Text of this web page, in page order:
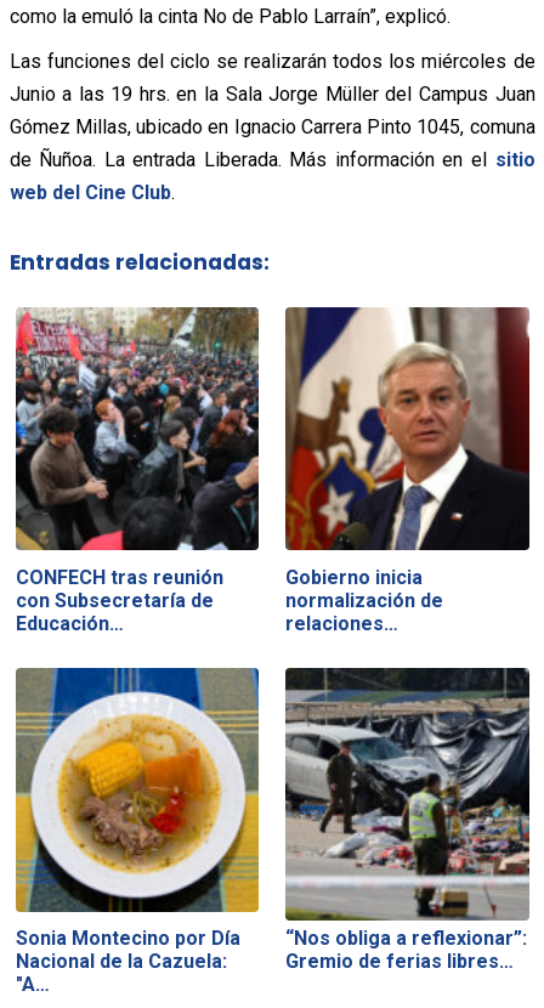
como la emuló la cinta No de Pablo Larraín”, explicó.
Las funciones del ciclo se realizarán todos los miércoles de
Junio a las 19 hrs. en la Sala Jorge Müller del Campus Juan
Gómez Millas, ubicado en Ignacio Carrera Pinto 1045, comuna
de Ñuñoa. La entrada Liberada. Más información en el sitio
web del Cine Club.
Entradas relacionadas:
CONFECH tras reunión
con Subsecretaría de
Educación…
Gobierno inicia
normalización de
relaciones…
Sonia Montecino por Día
Nacional de la Cazuela:
"A…
“Nos obliga a reflexionar”:
Gremio de ferias libres…